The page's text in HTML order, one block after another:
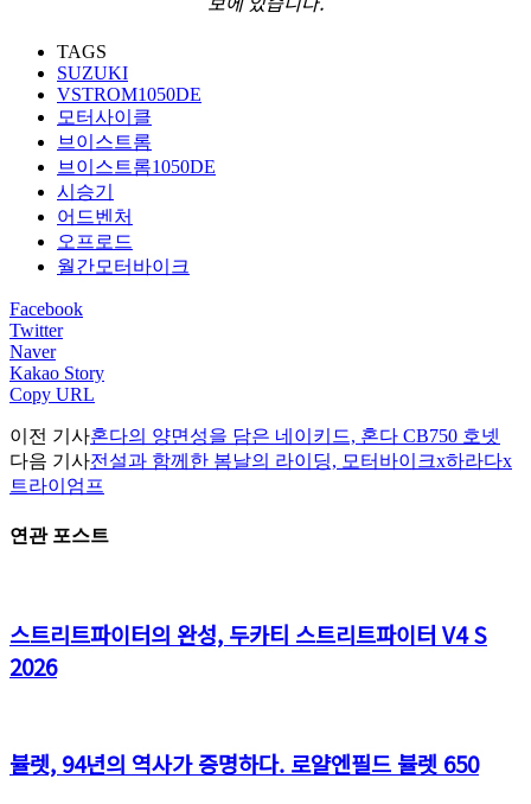
TAGS
SUZUKI
VSTROM1050DE
모터사이클
브이스트롬
브이스트롬1050DE
시승기
어드벤처
오프로드
월간모터바이크
Facebook
Twitter
Naver
Kakao Story
Copy URL
이전 기사혼다의 양면성을 담은 네이키드, 혼다 CB750 호넷
다음 기사전설과 함께한 봄날의 라이딩, 모터바이크x하라다x
트라이엄프
연관 포스트
스트리트파이터의 완성, 두카티 스트리트파이터 V4 S
2026
뷸렛, 94년의 역사가 증명하다. 로얄엔필드 뷸렛 650